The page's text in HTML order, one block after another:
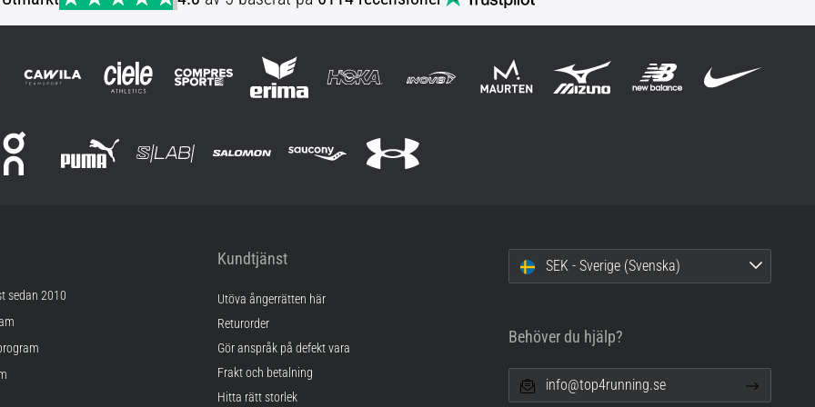
sedan 2010
Kundtjänst
Utöva ångerrätten här
Returorder
Gör anspråk på defekt vara
Frakt och betalning
Hitta rätt storlek
SEK - Sverige (Svenska)
Behöver du hjälp?
info@top4running.se